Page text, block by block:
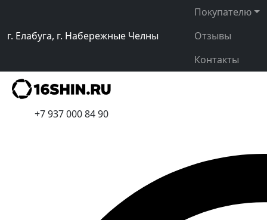
г. Елабуга, г. Набережные Челны
Покупателю
Отзывы
Контакты
+7 937 000 84 90